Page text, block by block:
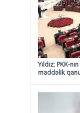
Yıldız: PKK-
maddəlik